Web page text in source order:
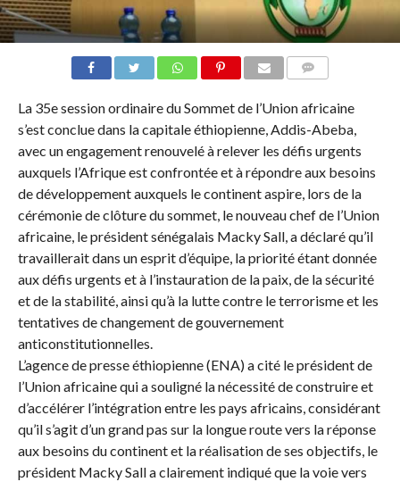
La 35e session ordinaire du Sommet de l’Union africaine
s’est conclue dans la capitale éthiopienne, Addis-Abeba,
avec un engagement renouvelé à relever les défis urgents
auxquels l’Afrique est confrontée et à répondre aux besoins
de développement auxquels le continent aspire, lors de la
cérémonie de clôture du sommet, le nouveau chef de l’Union
africaine, le président sénégalais Macky Sall, a déclaré qu’il
travaillerait dans un esprit d’équipe, la priorité étant donnée
aux défis urgents et à l’instauration de la paix, de la sécurité
et de la stabilité, ainsi qu’à la lutte contre le terrorisme et les
tentatives de changement de gouvernement
anticonstitutionnelles.
L’agence de presse éthiopienne (ENA) a cité le président de
l’Union africaine qui a souligné la nécessité de construire et
d’accélérer l’intégration entre les pays africains, considérant
qu’il s’agit d’un grand pas sur la longue route vers la réponse
aux besoins du continent et la réalisation de ses objectifs, le
président Macky Sall a clairement indiqué que la voie vers